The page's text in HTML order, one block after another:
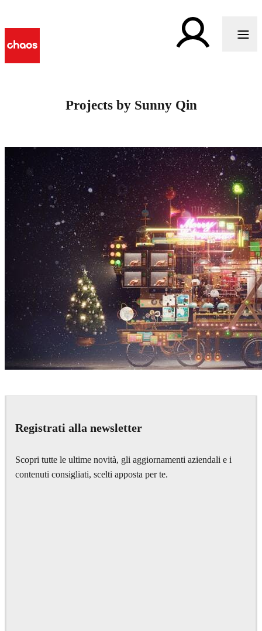
Projects by Sunny Qin
Registrati alla newsletter
Scopri tutte le ultime novità, gli aggiornamenti aziendali e i
contenuti consigliati, scelti apposta per te.